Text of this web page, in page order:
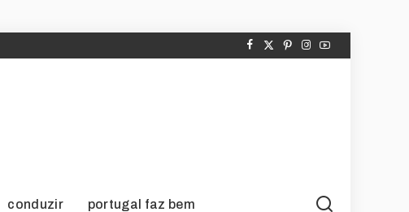
conduzir portugal faz bem